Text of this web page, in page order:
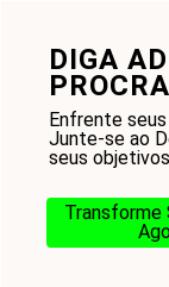
DIGA
Enfrente
Junte-se ao
seus
Transforme
conteúdo
Mensagens de